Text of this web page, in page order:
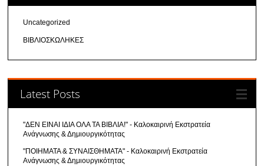
Uncategorized
ΒΙΒΛΙΟΣΚΩΛΗΚΕΣ
Latest Posts
"ΔΕΝ ΕΙΝΑΙ ΙΔΙΑ ΟΛΑ ΤΑ ΒΙΒΛΙΑ!" - Καλοκαιρινή Εκστρατεία
Ανάγνωσης & Δημιουργικότητας
"ΠΟΙΗΜΑΤΑ & ΣΥΝΑΙΣΘΗΜΑΤΑ" - Καλοκαιρινή Εκστρατεία
Ανάγνωσης & Δημιουργικότητας